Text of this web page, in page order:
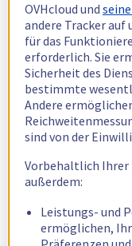
OVHcloud und
andere Tracker auf
für das
erforderlich. Sie
Sicherheit des
bestimmte
Andere
sind von der
Vorbehaltlich Ihrer
außerdem:
Leistungs- und
ermöglichen,